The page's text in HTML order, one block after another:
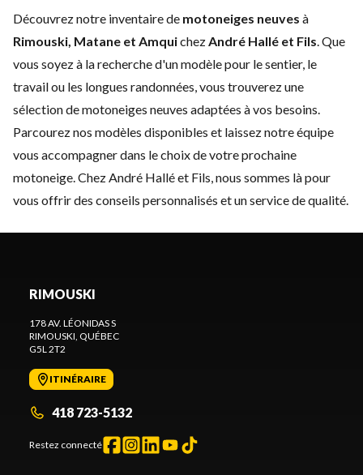
Découvrez notre inventaire de motoneiges neuves à
Rimouski, Matane et AmquichezAndré Hallé et Fils. Que
vous soyez à la recherche d'un modèle pour le sentier, le
travail ou les longues randonnées, vous trouverez une
sélection de motoneiges neuves adaptées à vos besoins.
Parcourez nos modèles disponibles et laissez notre équipe
vous accompagner dans le choix de votre prochaine
motoneige. Chez André Hallé et Fils, nous sommes là pour
vous offrir des conseils personnalisés et un service de qualité.
RIMOUSKI
178 AV. LÉONIDAS S
RIMOUSKI, QUÉBEC
G5L 2T2
ITINÉRAIRE
418 723-5132
Restez connecté